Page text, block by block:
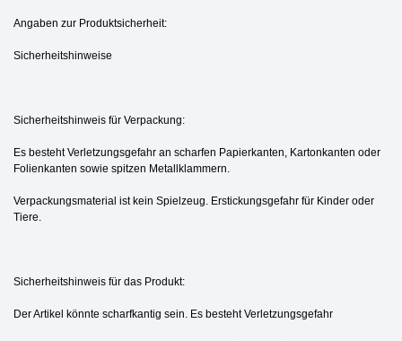
Angaben zur Produktsicherheit:
Sicherheitshinweise
Sicherheitshinweis für Verpackung:
Es besteht Verletzungsgefahr an scharfen Papierkanten, Kartonkanten oder
Folienkanten sowie spitzen Metallklammern.
Verpackungsmaterial ist kein Spielzeug. Erstickungsgefahr für Kinder oder
Tiere.
Sicherheitshinweis für das Produkt:
Der Artikel könnte scharfkantig sein. Es besteht Verletzungsgefahr